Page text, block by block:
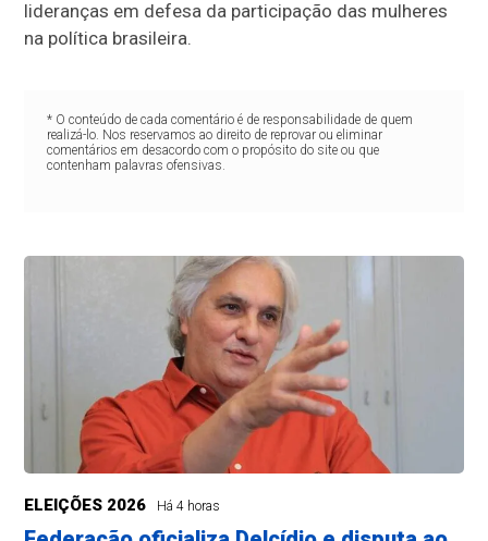
lideranças em defesa da participação das mulheres
na política brasileira.
* O conteúdo de cada comentário é de responsabilidade de quem
realizá-lo. Nos reservamos ao direito de reprovar ou eliminar
comentários em desacordo com o propósito do site ou que
contenham palavras ofensivas.
ELEIÇÕES 2026 Há 4 horas